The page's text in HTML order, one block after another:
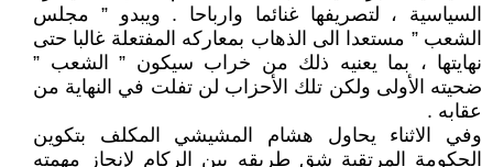
السياسية ، لتصريفها غنائما وارباحا . ويبدو ” مجلس
الشعب ” مستعدا الى الذهاب بمعاركه المفتعلة غالبا حتى
نهايتها ، بما يعنيه ذلك من خراب سيكون ” الشعب ”
ضحيته الأولى ولكن تلك الأحزاب لن تفلت في النهاية من
عقابه .
وفي الاثناء يحاول هشام المشيشي المكلف بتكوين
الحكومة المرتقبة شق طريقه بين الركام لإنجاز مهمته